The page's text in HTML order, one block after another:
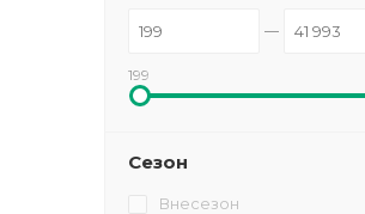
199
Сезон
Внесезон